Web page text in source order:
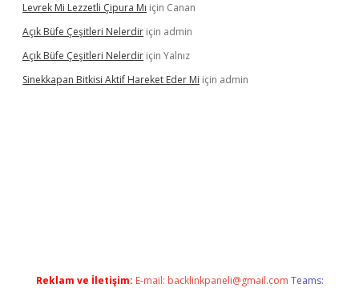
Levrek Mi Lezzetli Çipura Mı için Canan
Açık Büfe Çeşitleri Nelerdir için admin
Açık Büfe Çeşitleri Nelerdir için Yalnız
Sinekkapan Bitkisi Aktif Hareket Eder Mi için admin
Reklam ve İletişim: E-mail: backlinkpaneli@gmail.com Teams: